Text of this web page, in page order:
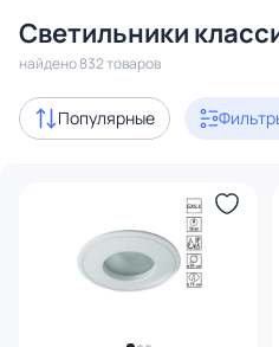
Светильники
найдено 832 товаров
Популярные
Люстры Подвесные
Акции 28
Доставка